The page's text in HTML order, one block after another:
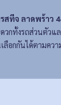
สทีจ ลาดพร้าว
ดวกทั้งรถส่วนตัว
อกกันได้ตามคว